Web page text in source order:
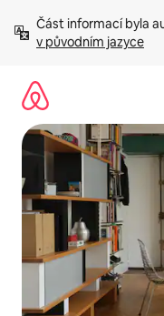
obsah
Část informací byla
v původním jazyce